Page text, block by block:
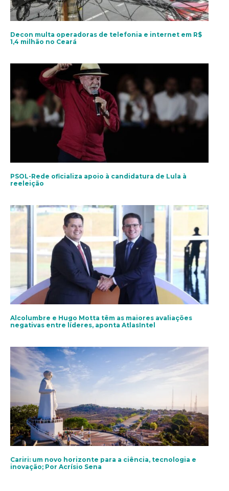
Decon multa operadoras de telefonia e internet em R$
1,4 milhão no Ceará
PSOL-Rede oficializa apoio à candidatura de Lula à
reeleição
Alcolumbre e Hugo Motta têm as maiores avaliações
negativas entre líderes, aponta AtlasIntel
Cariri: um novo horizonte para a ciência, tecnologia e
inovação; Por Acrísio Sena